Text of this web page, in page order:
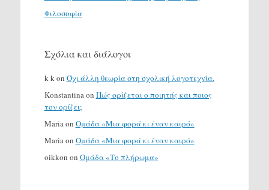
Φιλοσοφία
Σχόλια και διάλογοι
k k on Όχι άλλη θεωρία στη σχολική λογοτεχνία.
Konstantina on Πώς ορίζεται ο ποιητής και ποιος
τον ορίζει;
Maria on Ομάδα «Μια φορά κι έναν καιρό»
Maria on Ομάδα «Μια φορά κι έναν καιρό»
oikkon on Ομάδα «Το πλήρωμα»